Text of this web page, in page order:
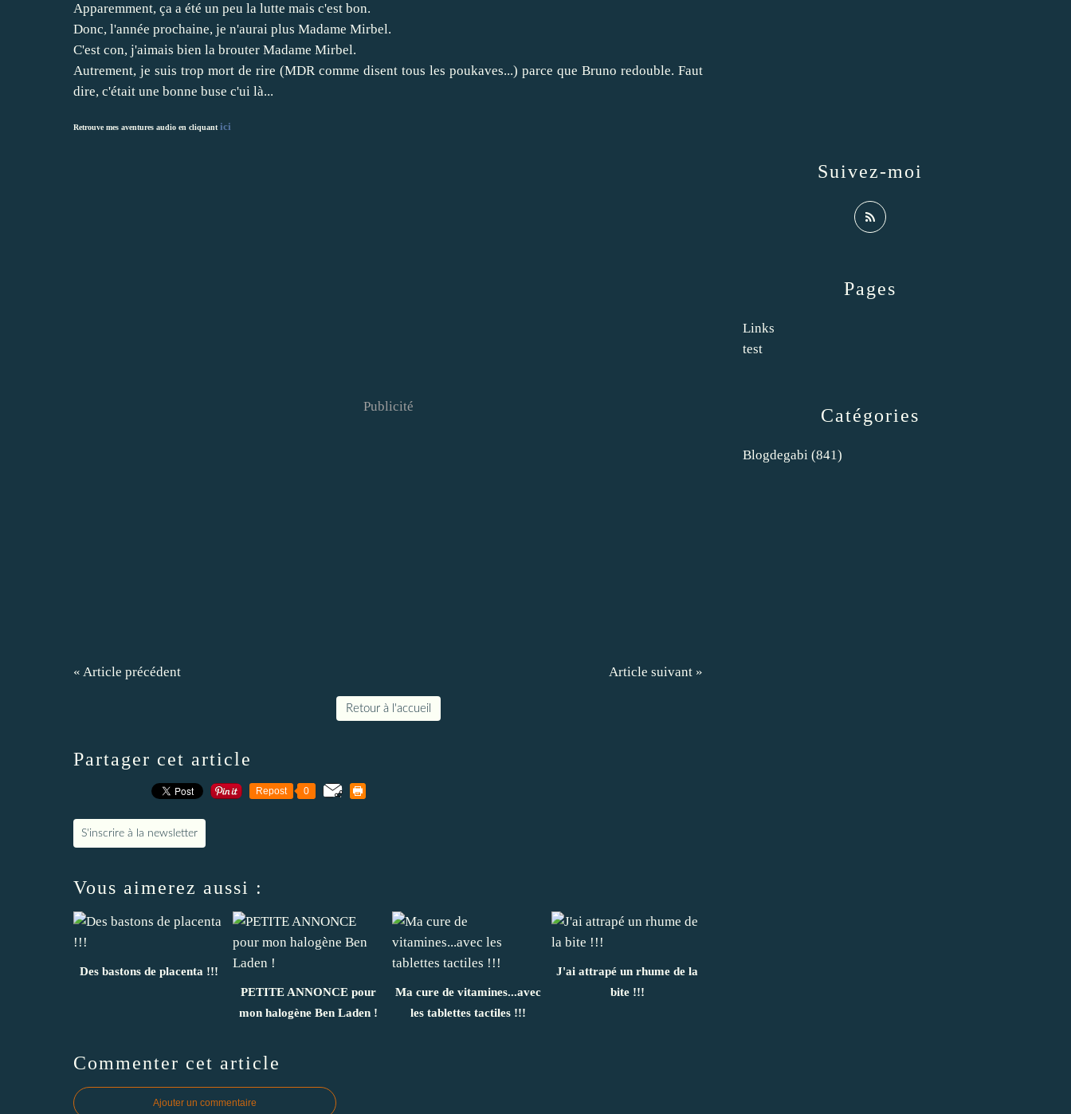
Apparemment, ça a été un peu la lutte mais c'est bon.
Donc, l'année prochaine, je n'aurai plus Madame Mirbel.
C'est con, j'aimais bien la brouter Madame Mirbel.
Autrement, je suis trop mort de rire (MDR comme disent tous les poukaves...) parce que Bruno redouble. Faut
dire, c'était une bonne buse c'ui là...
Retrouve mes aventures audio en cliquant ici
Publicité
« Article précédent Article suivant »
Retour à l'accueil
Partager cet article
Repost 0
S'inscrire à la newsletter
Vous aimerez aussi :
Des bastons de placenta !!!
PETITE ANNONCE pour
mon halogène Ben Laden !
Ma cure de vitamines...avec
les tablettes tactiles !!!
J'ai attrapé un rhume de la
bite !!!
Commenter cet article
Ajouter un commentaire
Catégories
Blogdegabi (841)
Pages
Links
test
Suivez-moi